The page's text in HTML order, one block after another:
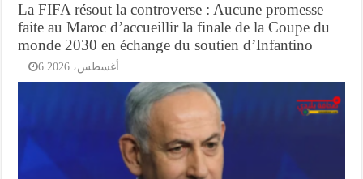
La FIFA résout la controverse : Aucune promesse
faite au Maroc d’accueillir la finale de la Coupe du
monde 2030 en échange du soutien d’Infantino
6 أغسطس، 2026